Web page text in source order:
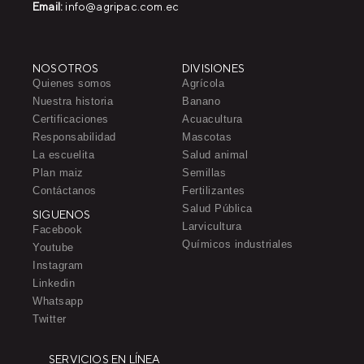
Email: info@agripac.com.ec
NOSOTROS
Quienes somos
Nuestra historia
Certificaciones
Responsabilidad
La escuelita
Plan maiz
Contáctanos
SIGUENOS
Facebook
Youtube
Instagram
Linkedin
Whatsapp
Twitter
DIVISIONES
Agrícola
Banano
Acuacultura
Mascotas
Salud animal
Semillas
Fertilizantes
Salud Pública
Larvicultura
Químicos industriales
SERVICIOS EN LÍNEA